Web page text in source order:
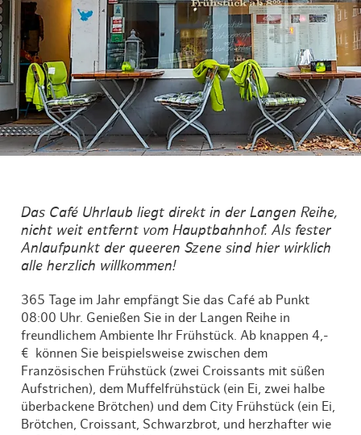
Das Café Uhrlaub liegt direkt in der Langen Reihe,
nicht weit entfernt vom Hauptbahnhof. Als fester
Anlaufpunkt der queeren Szene sind hier wirklich
alle herzlich willkommen!
365 Tage im Jahr empfängt Sie das Café ab Punkt
08:00 Uhr. Genießen Sie in der Langen Reihe in
freundlichem Ambiente Ihr Frühstück. Ab knappen 4,-
€ können Sie beispielsweise zwischen dem
Französischen Frühstück (zwei Croissants mit süßen
Aufstrichen), dem Muffelfrühstück (ein Ei, zwei halbe
überbackene Brötchen) und dem City Frühstück (ein Ei,
Brötchen, Croissant, Schwarzbrot, und herzhafter wie